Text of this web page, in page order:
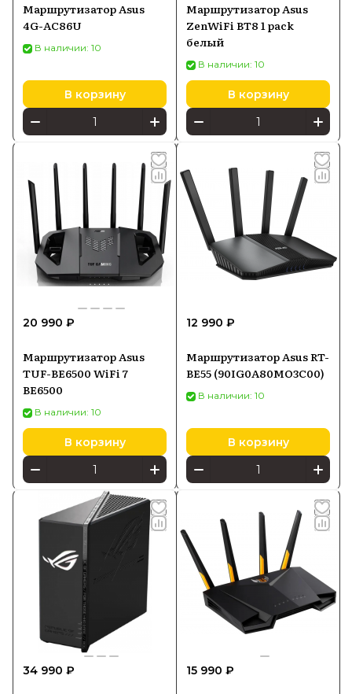
Маршрутизатор Asus
4G-AC86U
В наличии: 10
В корзину
Маршрутизатор Asus
ZenWiFi BT8 1 pack
белый
В наличии: 10
В корзину
20 990 ₽
Маршрутизатор Asus
TUF-BE6500 WiFi 7
BE6500
В наличии: 10
В корзину
12 990 ₽
Маршрутизатор Asus RT-
BE55 (90IG0A80MO3C00)
В наличии: 10
В корзину
34 990 ₽ 15 990 ₽